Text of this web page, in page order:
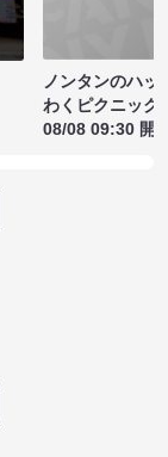
ノンタンのハッ
わくピクニック
08/08 09:30 開